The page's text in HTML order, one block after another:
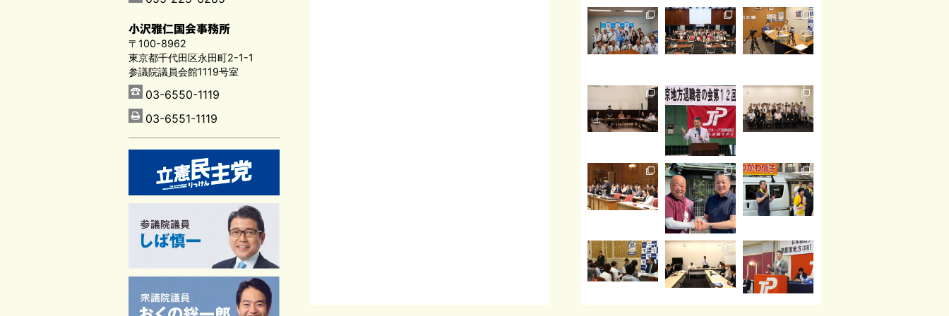
小沢雅仁国会事務所
〒100-8962
東京都千代田区永田町2-1-1
参議院議員会館1119号室
03-6550-1119
03-6551-1119